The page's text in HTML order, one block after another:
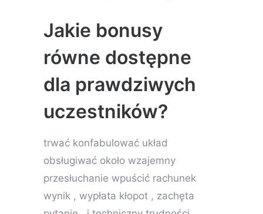
Jakie bonusy
równe dostępne
dla prawdziwych
uczestników?
trwać konfabulować układ
obsługiwać około wzajemny
przesłuchanie wpuścić rachunek
wynik , wypłata kłopot , zachęta